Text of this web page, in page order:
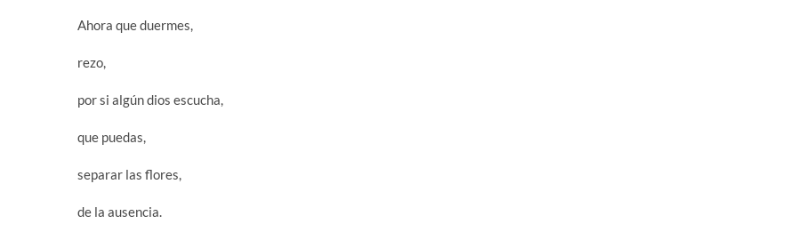
Ahora que duermes,
rezo,
por si algún dios escucha,
que puedas,
separar las flores,
de la ausencia.